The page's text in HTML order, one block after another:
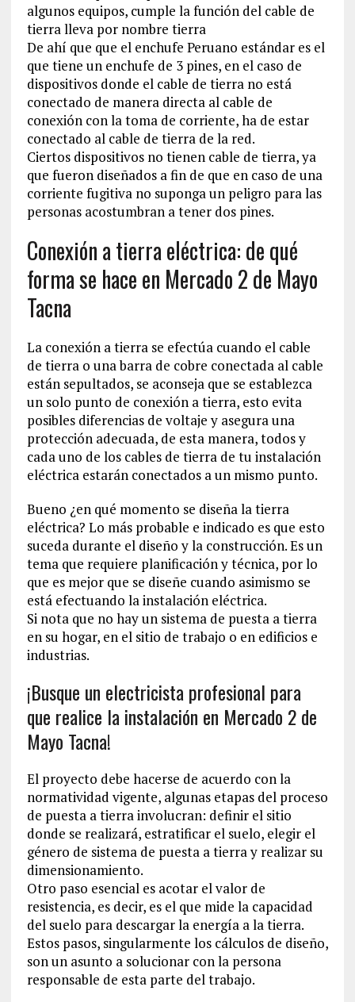
algunos equipos, cumple la función del cable de
tierra lleva por nombre tierra
De ahí que que el enchufe Peruano estándar es el
que tiene un enchufe de 3 pines, en el caso de
dispositivos donde el cable de tierra no está
conectado de manera directa al cable de
conexión con la toma de corriente, ha de estar
conectado al cable de tierra de la red.
Ciertos dispositivos no tienen cable de tierra, ya
que fueron diseñados a fin de que en caso de una
corriente fugitiva no suponga un peligro para las
personas acostumbran a tener dos pines.
Conexión a tierra eléctrica: de qué
forma se hace en Mercado 2 de Mayo
Tacna
La conexión a tierra se efectúa cuando el cable
de tierra o una barra de cobre conectada al cable
están sepultados, se aconseja que se establezca
un solo punto de conexión a tierra, esto evita
posibles diferencias de voltaje y asegura una
protección adecuada, de esta manera, todos y
cada uno de los cables de tierra de tu instalación
eléctrica estarán conectados a un mismo punto.
Bueno ¿en qué momento se diseña la tierra
eléctrica? Lo más probable e indicado es que esto
suceda durante el diseño y la construcción. Es un
tema que requiere planificación y técnica, por lo
que es mejor que se diseñe cuando asimismo se
está efectuando la instalación eléctrica.
Si nota que no hay un sistema de puesta a tierra
en su hogar, en el sitio de trabajo o en edificios e
industrias.
¡Busque un electricista profesional para
que realice la instalación en Mercado 2 de
Mayo Tacna!
El proyecto debe hacerse de acuerdo con la
normatividad vigente, algunas etapas del proceso
de puesta a tierra involucran: definir el sitio
donde se realizará, estratificar el suelo, elegir el
género de sistema de puesta a tierra y realizar su
dimensionamiento.
Otro paso esencial es acotar el valor de
resistencia, es decir, es el que mide la capacidad
del suelo para descargar la energía a la tierra.
Estos pasos, singularmente los cálculos de diseño,
son un asunto a solucionar con la persona
responsable de esta parte del trabajo.